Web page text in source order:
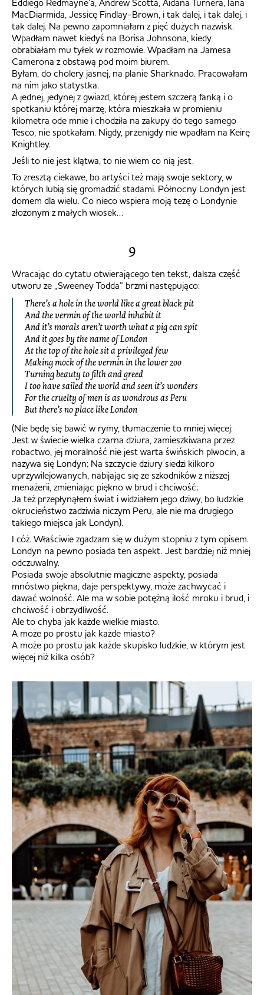
Eddiego Redmayne’a, Andrew Scotta, Aidana Turnera, Iana
MacDiarmida, Jessicę Findlay-Brown, i tak dalej, i tak dalej, i
tak dalej. Na pewno zapomniałam z pięć dużych nazwisk.
Wpadłam nawet kiedyś na Borisa Johnsona, kiedy
obrabiałam mu tyłek w rozmowie. Wpadłam na Jamesa
Camerona z obstawą pod moim biurem.
Byłam, do cholery jasnej, na planie Sharknado. Pracowałam
na nim jako statystka.
A jednej, jedynej z gwiazd, której jestem szczerą fanką i o
spotkaniu której marzę, która mieszkała w promieniu
kilometra ode mnie i chodziła na zakupy do tego samego
Tesco, nie spotkałam. Nigdy, przenigdy nie wpadłam na Keirę
Knightley.
Jeśli to nie jest klątwa, to nie wiem co nią jest.
To zresztą ciekawe, bo artyści też mają swoje sektory, w
których lubią się gromadzić stadami. Północny Londyn jest
domem dla wielu. Co nieco wspiera moją tezę o Londynie
złożonym z małych wiosek…
9
Wracając do cytatu otwierającego ten tekst, dalsza część
utworu ze „Sweeney Todda” brzmi następująco:
There’s a hole in the world like a great black pit
And the vermin of the world inhabit it
And it’s morals aren’t worth what a pig can spit
And it goes by the name of London
At the top of the hole sit a privileged few
Making mock of the vermin in the lower zoo
Turning beauty to filth and greed
I too have sailed the world and seen it’s wonders
For the cruelty of men is as wondrous as Peru
But there’s no place like London
(Nie będę się bawić w rymy, tłumaczenie to mniej więcej:
Jest w świecie wielka czarna dziura, zamieszkiwana przez
robactwo, jej moralność nie jest warta świńskich plwocin, a
nazywa się Londyn; Na szczycie dziury siedzi kilkoro
uprzywilejowanych, nabijając się ze szkodników z niższej
menażerii, zmieniając piękno w brud i chciwość;
Ja też przepłynąłem świat i widziałem jego dziwy, bo ludzkie
okrucieństwo zadziwia niczym Peru, ale nie ma drugiego
takiego miejsca jak Londyn).
I cóż. Właściwie zgadzam się w dużym stopniu z tym opisem.
Londyn na pewno posiada ten aspekt. Jest bardziej niż mniej
odczuwalny.
Posiada swoje absolutnie magiczne aspekty, posiada
mnóstwo piękna, daje perspektywy, może zachwycać i
dawać wolność. Ale ma w sobie potężną ilość mroku i brud, i
chciwość i obrzydliwość.
Ale to chyba jak każde wielkie miasto.
A może po prostu jak każde miasto?
A może po prostu jak każde skupisko ludzkie, w którym jest
więcej niż kilka osób?